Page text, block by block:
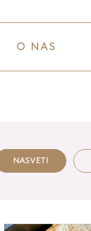
O NAS
NASVETI